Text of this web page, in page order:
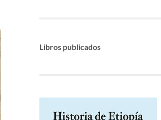
Libros publicados